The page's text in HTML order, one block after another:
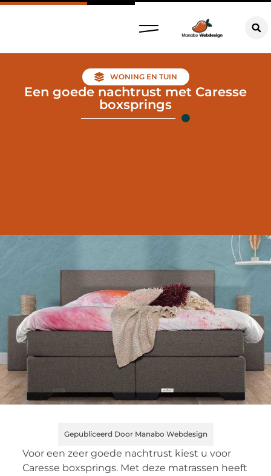
WONING EN TUIN
Een goede nachtrust met Caresse
boxsprings
Gepubliceerd Door Manabo Webdesign
Voor een zeer goede nachtrust kiest u voor
Caresse boxsprings. Met deze matrassen heeft